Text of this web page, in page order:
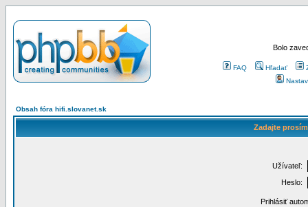
Bolo
FAQ Hľadať
Obsah fóra hifi.slovanet.sk
Zadajte
Užívateľ:
Heslo:
Prihlásiť